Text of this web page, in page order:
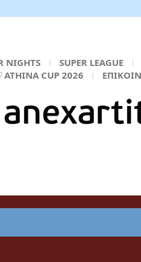
NIGHTS
SUPER LEAGUE
ATHINA CUP 2026